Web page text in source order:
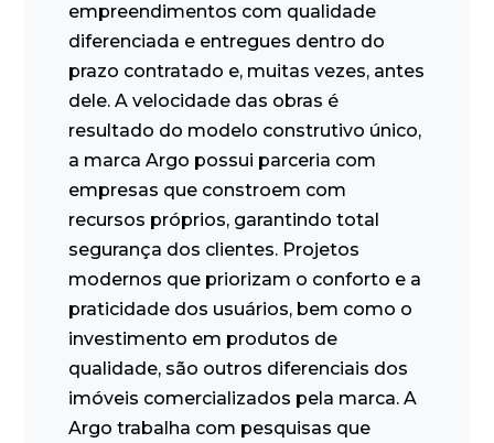
empreendimentos com qualidade
diferenciada e entregues dentro do
prazo contratado e, muitas vezes, antes
dele. A velocidade das obras é
resultado do modelo construtivo único,
a marca Argo possui parceria com
empresas que constroem com
recursos próprios, garantindo total
segurança dos clientes. Projetos
modernos que priorizam o conforto e a
praticidade dos usuários, bem como o
investimento em produtos de
qualidade, são outros diferenciais dos
imóveis comercializados pela marca. A
Argo trabalha com pesquisas que